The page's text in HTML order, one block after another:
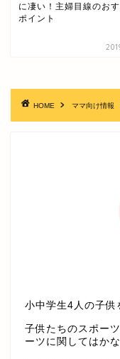
に凄い！主婦目線のお
ポイント
HOME ママ向け情報
小中学生4人の子供
子供たちのスポー
ーツに関してはか